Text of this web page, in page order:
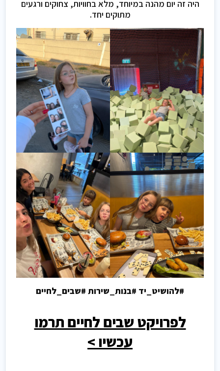
היה זה יום מהנה במיוחד, מלא בחוויות, צחוקים ורגעים
מתוקים יחד.
#להושיט_יד #בנות_שירות #שבים_לחיים
לפרויקט שבים לחיים תרמו
עכשיו >